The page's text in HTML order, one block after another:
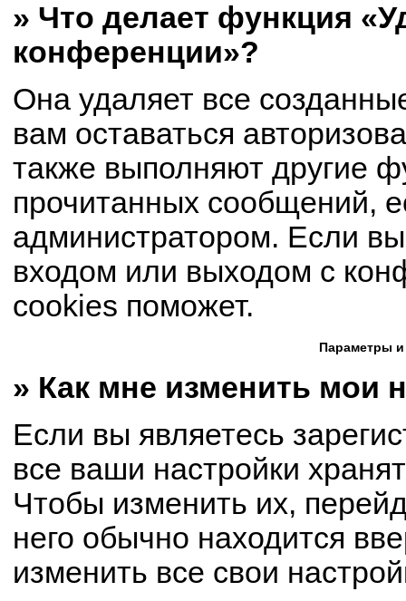
» Что делает функция
конференции»?
Она удаляет все
вам оставаться
также выполняют другие
прочитанных сообщений,
администратором. Если
входом или выходом с
cookies поможет.
Параметры и
» Как мне изменить мои
Если вы являетесь
все ваши настройки
Чтобы изменить их,
него обычно находится
изменить все свои